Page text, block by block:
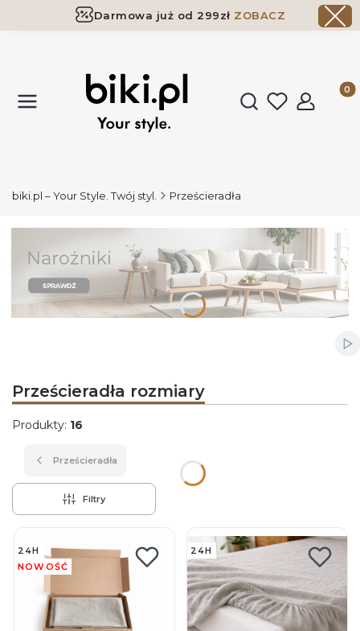
Darmowa już od 299zł ZOBACZ
Otwórz
biki.pl – Your Style. Twój styl. Prześcieradła
Prześcieradła rozmiary
Produkty: 16
Prześcieradła
Filtry
24H
NOWOŚĆ
24H